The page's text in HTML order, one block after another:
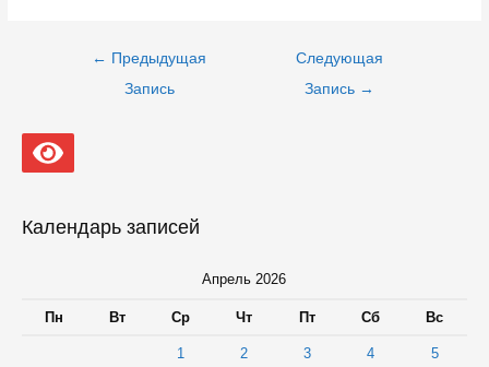
Навигация
← Предыдущая
Запись
Следующая
Запись →
Календарь записей
Апрель 2026
Пн Вт Ср Чт Пт Сб Вс
1 2 3 4
5